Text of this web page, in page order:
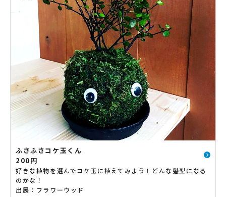
ふさふさコケ玉くん
200円
好きな植物を選んでコケ玉に植えてみよう！どんな髪型になる
のかな！
出展：フラワーウッド